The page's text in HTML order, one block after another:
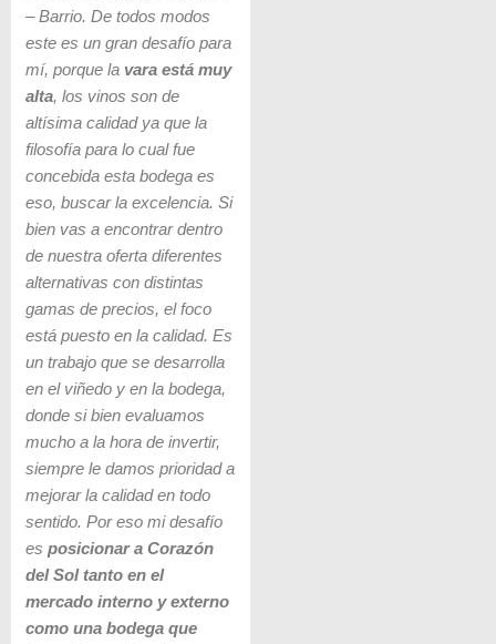
– Barrio. De todos modos
este es un gran desafío para
mí, porque la vara está muy
alta, los vinos son de
altísima calidad ya que la
filosofía para lo cual fue
concebida esta bodega es
eso, buscar la excelencia. Si
bien vas a encontrar dentro
de nuestra oferta diferentes
alternativas con distintas
gamas de precios, el foco
está puesto en la calidad. Es
un trabajo que se desarrolla
en el viñedo y en la bodega,
donde si bien evaluamos
mucho a la hora de invertir,
siempre le damos prioridad a
mejorar la calidad en todo
sentido. Por eso mi desafío
es posicionar a Corazón
del Sol tanto en el
mercado interno y externo
como una bodega que